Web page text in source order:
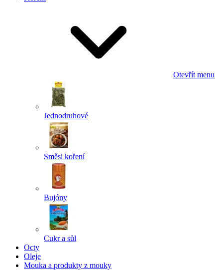
Otevřít menu
Jednodruhové
Směsi koření
Bujóny
Cukr a sůl
Octy
Oleje
Mouka a produkty z mouky